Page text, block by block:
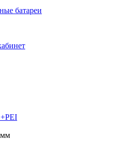
батареи